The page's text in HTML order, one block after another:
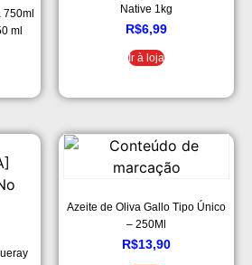
ml
Native 1kg
R$6,99
Ir à loja
Azeite de Oliva Gallo Tipo Único
– 250Ml
R$13,90